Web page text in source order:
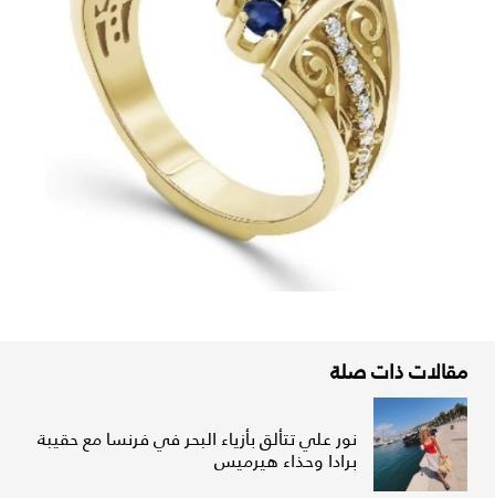
مقالات ذات صلة
نور علي تتألق بأزياء البحر في فرنسا مع حقيبة
برادا وحذاء هيرميس